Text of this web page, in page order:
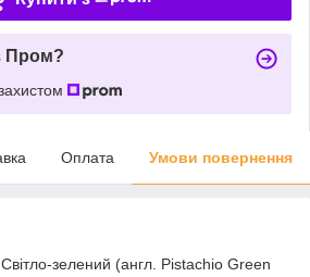
Пром?
Оплата Умови повернення
зелений (англ. Pistachio Green